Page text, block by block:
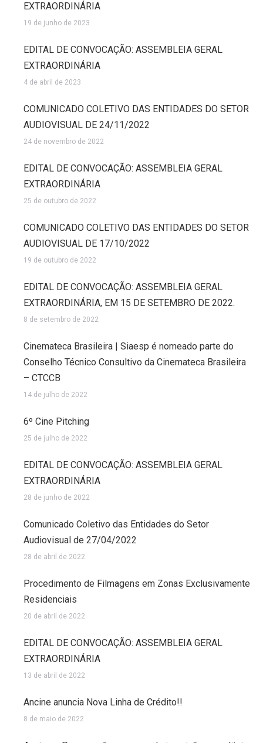
EXTRAORDINÁRIA
19 de junho de 2023
EDITAL DE CONVOCAÇÃO: ASSEMBLEIA GERAL
EXTRAORDINÁRIA
4 de abril de 2023
COMUNICADO COLETIVO DAS ENTIDADES DO SETOR
AUDIOVISUAL DE 24/11/2022
24 de novembro de 2022
EDITAL DE CONVOCAÇÃO: ASSEMBLEIA GERAL
EXTRAORDINÁRIA
25 de outubro de 2022
COMUNICADO COLETIVO DAS ENTIDADES DO SETOR
AUDIOVISUAL DE 17/10/2022
19 de outubro de 2022
EDITAL DE CONVOCAÇÃO: ASSEMBLEIA GERAL
EXTRAORDINÁRIA, EM 15 DE SETEMBRO DE 2022.
8 de setembro de 2022
Cinemateca Brasileira | Siaesp é nomeado parte do
Conselho Técnico Consultivo da Cinemateca Brasileira
– CTCCB
14 de julho de 2022
6º Cine Pitching
25 de julho de 2022
EDITAL DE CONVOCAÇÃO: ASSEMBLEIA GERAL
EXTRAORDINÁRIA
28 de junho de 2022
Comunicado Coletivo das Entidades do Setor
Audiovisual de 27/04/2022
28 de abril de 2022
Procedimento de Filmagens em Zonas Exclusivamente
Residenciais
20 de abril de 2022
EDITAL DE CONVOCAÇÃO: ASSEMBLEIA GERAL
EXTRAORDINÁRIA
13 de abril de 2022
Ancine anuncia Nova Linha de Crédito!!
8 de maio de 2022